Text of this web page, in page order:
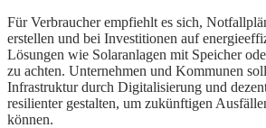
Für Verbraucher empfiehlt es sich,
erstellen und bei Investitionen auf
Lösungen wie Solaranlagen mit Speicher
zu achten. Unternehmen und Kommunen
Infrastruktur durch Digitalisierung und
resilienter gestalten, um zukünftigen
können.